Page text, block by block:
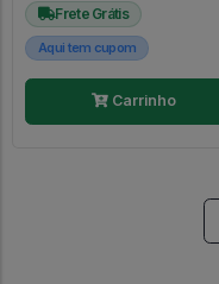
Frete Grátis
Aqui tem cupom
Carrinho